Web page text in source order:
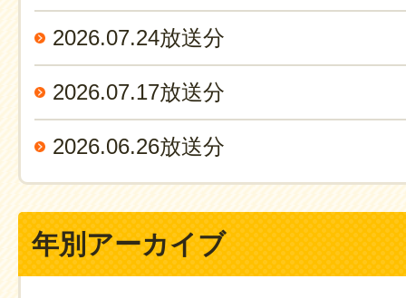
2026.07.24放送分
2026.07.17放送分
2026.06.26放送分
年別アーカイブ